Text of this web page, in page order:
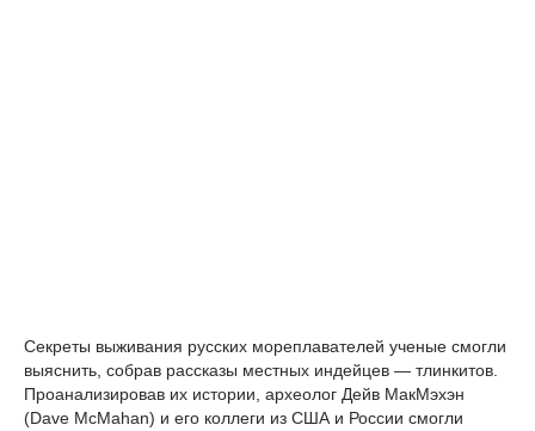
Секреты выживания русских мореплавателей ученые смогли
выяснить, собрав рассказы местных индейцев — тлинкитов.
Проанализировав их истории, археолог Дейв МакМэхэн
(Dave McMahan) и его коллеги из США и России смогли